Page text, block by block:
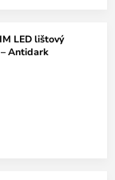
LED lištový
Antidark